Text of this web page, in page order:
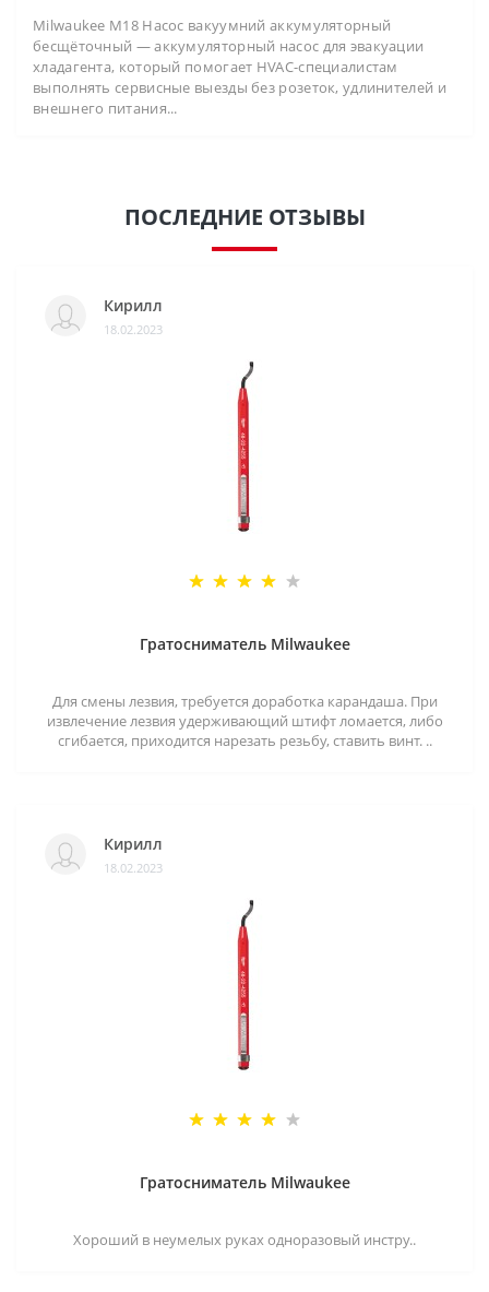
Milwaukee M18 Насос вакуумний аккумуляторный
бесщёточный — аккумуляторный насос для эвакуации
хладагента, который помогает HVAC-специалистам
выполнять сервисные выезды без розеток, удлинителей и
внешнего питания...
ПОСЛЕДНИЕ ОТЗЫВЫ
Кирилл
18.02.2023
Гратосниматель Milwaukee
Для смены лезвия, требуется доработка карандаша. При
извлечение лезвия удерживающий штифт ломается, либо
сгибается, приходится нарезать резьбу, ставить винт. ..
Кирилл
18.02.2023
Гратосниматель Milwaukee
Хороший в неумелых руках одноразовый инстру..